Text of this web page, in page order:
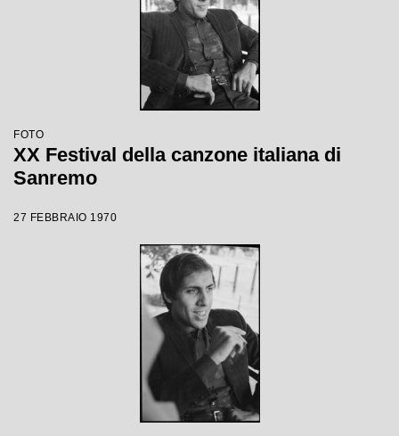
FOTO
XX Festival della canzone italiana di
Sanremo
27 FEBBRAIO 1970